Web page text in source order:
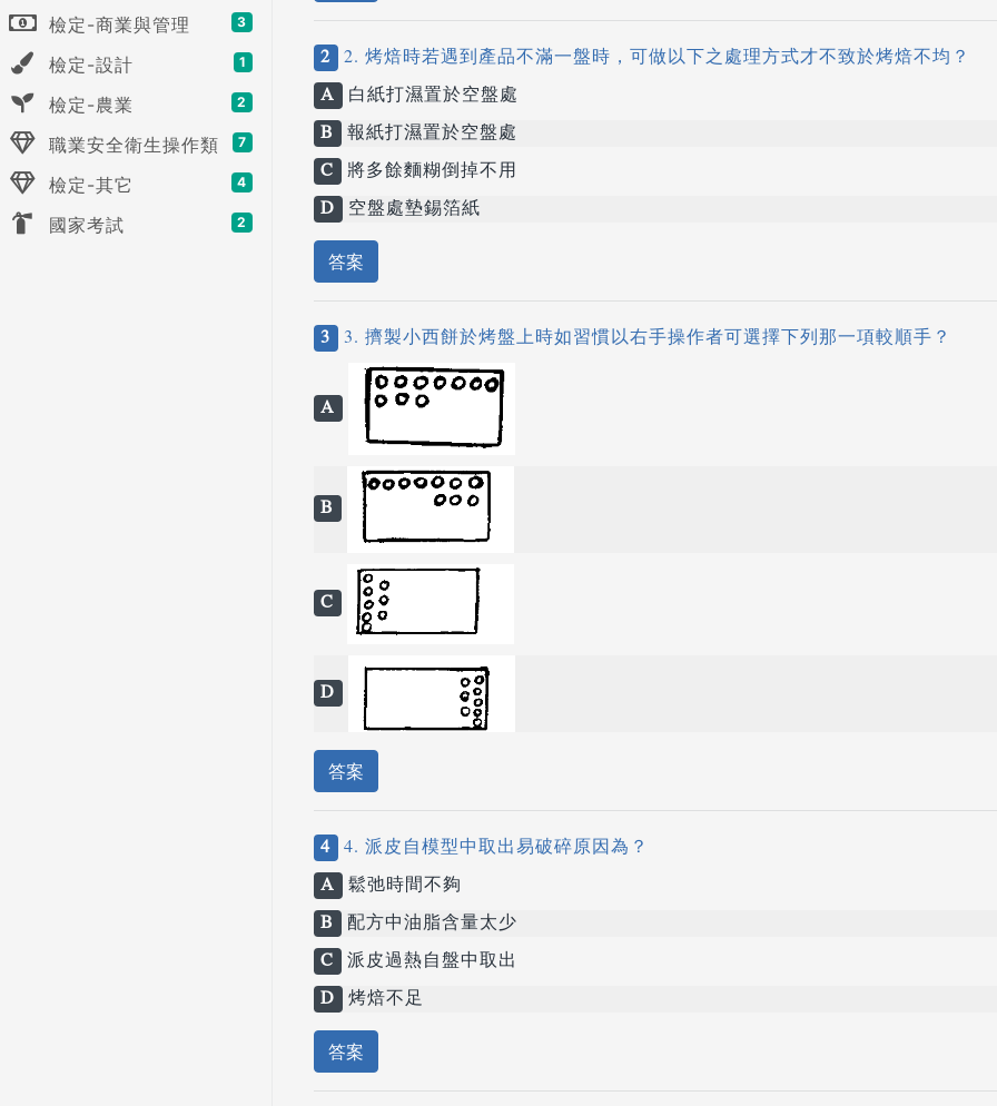
檢定-商業與管理 3
檢定-設計 1
檢定-農業 2
職業安全衛生操作類 7
檢定-其它 4
國家考試 2
2 2. 烤焙時若遇到產品不滿一盤時，可做以下之處理方式才不致於烤焙不均？
A 白紙打濕置於空盤處
B 報紙打濕置於空盤處
C 將多餘麵糊倒掉不用
D 空盤處墊錫箔紙
答案
3 3. 擠製小西餅於烤盤上時如習慣以右手操作者可選擇下列那一項較順手？
A
B
C
D
答案
4 4. 派皮自模型中取出易破碎原因為？
A 鬆弛時間不夠
B 配方中油脂含量太少
C 派皮過熱自盤中取出
D 烤焙不足
答案